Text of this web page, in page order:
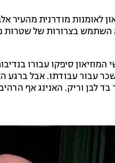
המוזיאון לאומנות מודרנית
השתמש בצרורות של שטרות
40,000 קרונות כשכר עבור
לבן וריק. האנינג אף